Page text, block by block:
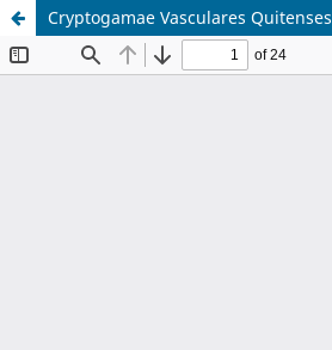
Cryptogamae Vasculares Quitenses